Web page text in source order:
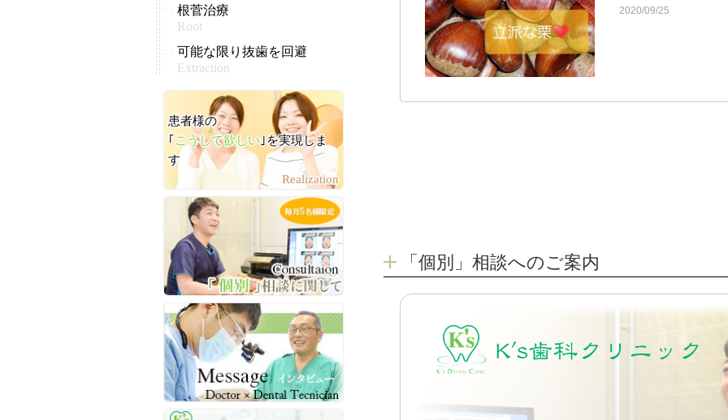
根菅治療
Root
可能な限り抜歯を回避
Extraction
患者様の
｢こうして欲しい｣を実現しま
す
Realization
2020/09/25
「個別」相談へのご案内